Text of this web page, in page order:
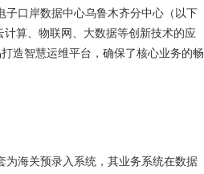
子口岸数据中心乌鲁木齐分中心（以下
算、物联网、大数据等创新技术的应
造智慧运维平台，确保了核心业务的畅
为海关预录入系统，其业务系统在数据